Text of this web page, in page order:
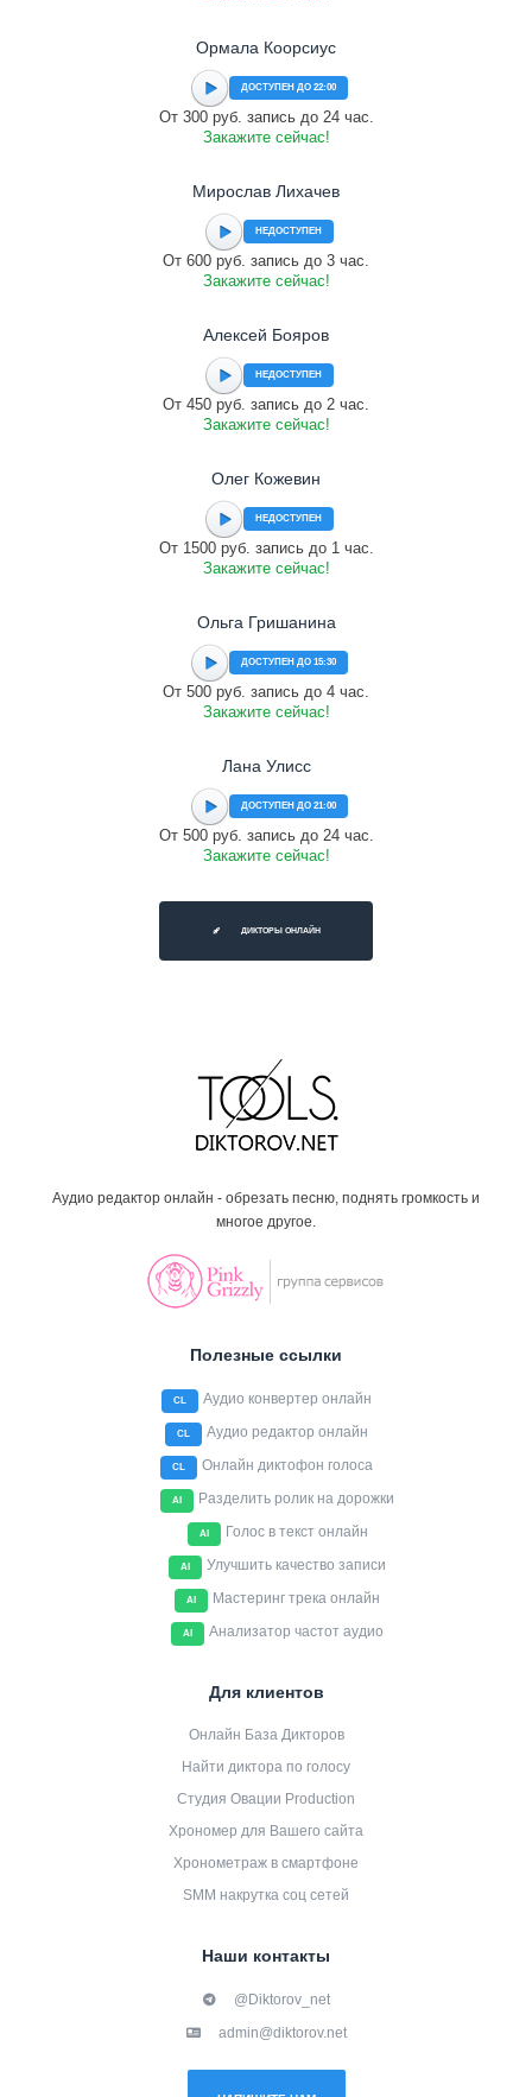
Ормала Коорсиус
ДОСТУПЕН ДО 22:00
От 300 руб. запись до 24 час.
Закажите сейчас!
Мирослав Лихачев
НЕДОСТУПЕН
От 600 руб. запись до 3 час.
Закажите сейчас!
Алексей Бояров
НЕДОСТУПЕН
От 450 руб. запись до 2 час.
Закажите сейчас!
Олег Кожевин
НЕДОСТУПЕН
От 1500 руб. запись до 1 час.
Закажите сейчас!
Ольга Гришанина
ДОСТУПЕН ДО 15:30
От 500 руб. запись до 4 час.
Закажите сейчас!
Лана Улисс
ДОСТУПЕН ДО 21:00
От 500 руб. запись до 24 час.
Закажите сейчас!
ДИКТОРЫ ОНЛАЙН
Аудио редактор онлайн - обрезать песню, поднять громкость и
многое другое.
Полезные ссылки
CL Аудио конвертер онлайн
CL Аудио редактор онлайн
CL Онлайн диктофон голоса
AI Разделить ролик на дорожки
AI Голос в текст онлайн
AI Улучшить качество записи
AI Мастеринг трека онлайн
AI Анализатор частот аудио
Для клиентов
Онлайн База Дикторов
Найти диктора по голосу
Студия Овации Production
Хрономер для Вашего сайта
Хронометраж в смартфоне
SMM накрутка соц сетей
Наши контакты
@Diktorov_net
admin@diktorov.net